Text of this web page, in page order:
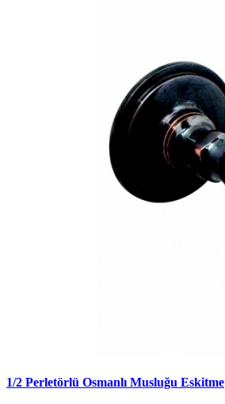
1/2 Perletörlü Osmanlı Musluğu Eskitme